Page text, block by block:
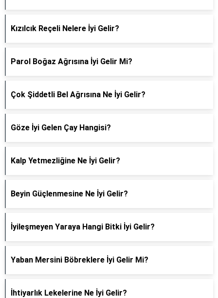
Kızılcık Reçeli Nelere İyi Gelir?
Parol Boğaz Ağrısına İyi Gelir Mi?
Çok Şiddetli Bel Ağrısına Ne İyi Gelir?
Göze İyi Gelen Çay Hangisi?
Kalp Yetmezliğine Ne İyi Gelir?
Beyin Güçlenmesine Ne İyi Gelir?
İyileşmeyen Yaraya Hangi Bitki İyi Gelir?
Yaban Mersini Böbreklere İyi Gelir Mi?
İhtiyarlık Lekelerine Ne İyi Gelir?